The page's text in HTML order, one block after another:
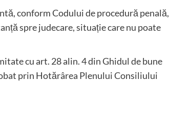
conform Codului de procedură penală,
spre judecare, situație care nu poate
cu art. 28 alin. 4 din Ghidul de bune
prin Hotărârea Plenului Consiliului